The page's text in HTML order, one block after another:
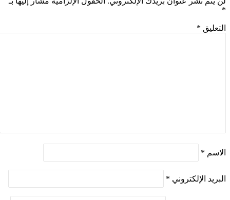
*
التعليق *
الاسم *
البريد الإلكتروني *